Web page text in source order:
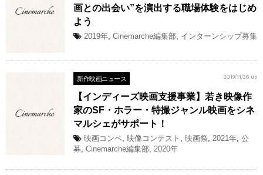
画との出会い”を演出する職場体験をはじめ
よう
2019年, Cinemarche編集部, インターンシップ募集
新作映画ニュース 2019/11/26 up
【インディーズ映画支援事業】若き映像作
家のSF・ホラー・特撮ジャンル映画をシネ
マルシェがサポート！
映画コンペ, 映像コンテスト , 映画祭, 2021年, 公
募, Cinemarche編集部, 2020年